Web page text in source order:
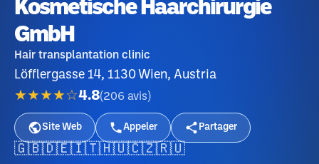
Kosmetische Haarchirurgie
GmbH
Hair transplantation clinic
Löfflergasse 14, 1130 Wien, Austria
★★★★☆4.8(206 avis )
Site Web Appeler Partager
🇬🇧🇩🇪🇮🇹🇭🇺🇨🇿🇷🇺